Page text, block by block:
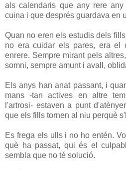
als calendaris que any rere
cuina i que després guardava en
Quan no eren els estudis dels
no era cuidar els pares, era el
enrere. Sempre mirant pels
somni, sempre amunt i avall,
Els anys han anat passant, i
mans -tan actives en altre
l'artrosi- estaven a punt
que els fills tornen al niu perquè
Es frega els ulls i no ho entén.
què ha passat, qui és el
sembla que no té solució.